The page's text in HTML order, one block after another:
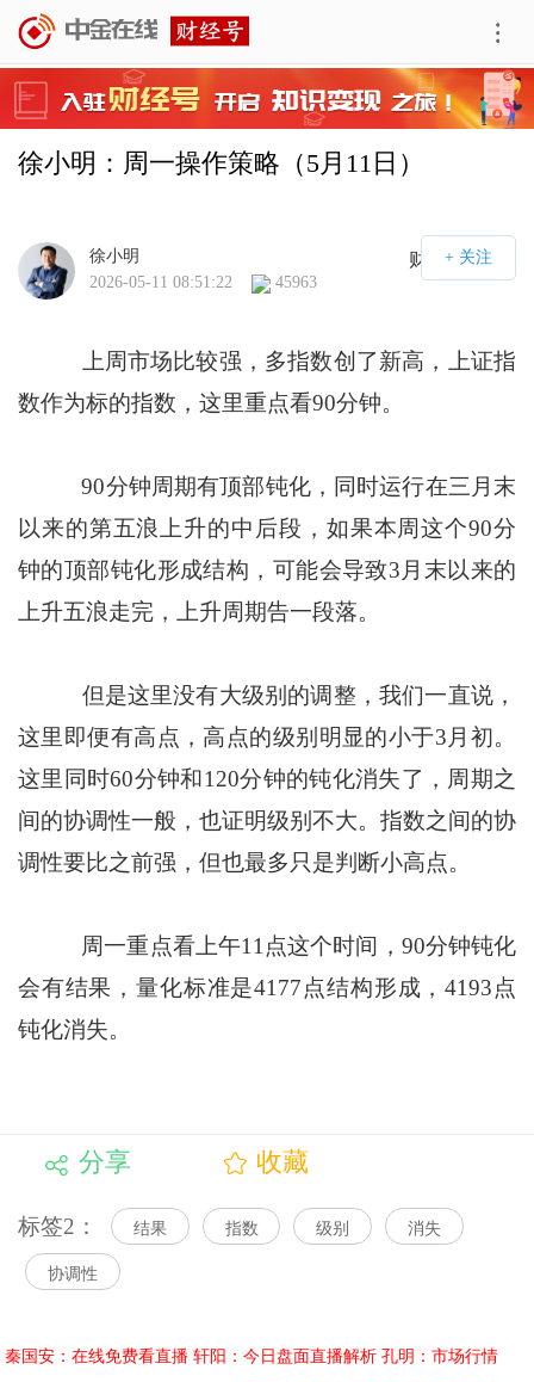
徐小明：周一操作策略（5月11日）
财经号APP
徐小明
2026-05-11 08:51:22
45963
上周市场比较强，多指数创了新高，上证指
数作为标的指数，这里重点看90分钟。
90分钟周期有顶部钝化，同时运行在三月末
以来的第五浪上升的中后段，如果本周这个90分
钟的顶部钝化形成结构，可能会导致3月末以来的
上升五浪走完，上升周期告一段落。
但是这里没有大级别的调整，我们一直说，
这里即便有高点，高点的级别明显的小于3月初。
这里同时60分钟和120分钟的钝化消失了，周期之
间的协调性一般，也证明级别不大。指数之间的协
调性要比之前强，但也最多只是判断小高点。
周一重点看上午11点这个时间，90分钟钝化
会有结果，量化标准是4177点结构形成，4193点
钝化消失。
分享 收藏
标签2： 结果 指数 级别 消失
协调性
秦国安：在线免费看直播 轩阳：今日盘面直播解析 孔明：市场行情